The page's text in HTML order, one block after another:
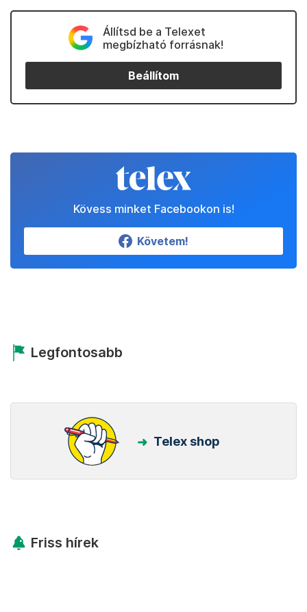
Állítsd be a Telexet
megbízható forrásnak!
Beállítom
Kövess minket Facebookon is!
Követem!
Legfontosabb
Telex shop
Friss hírek